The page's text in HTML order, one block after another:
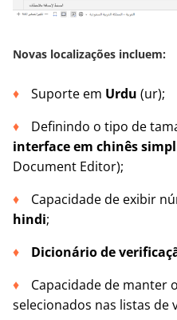
Novas localizações incluem:
Suporte em Urdu (ur);
Definindo o tipo de
interface em chinês
Document Editor);
Capacidade de exibir
hindi;
Dicionário de
Capacidade de manter
selecionados nas listas de